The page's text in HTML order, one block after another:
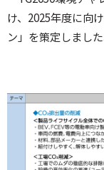
け、2025年度に向
ン」を策定しました